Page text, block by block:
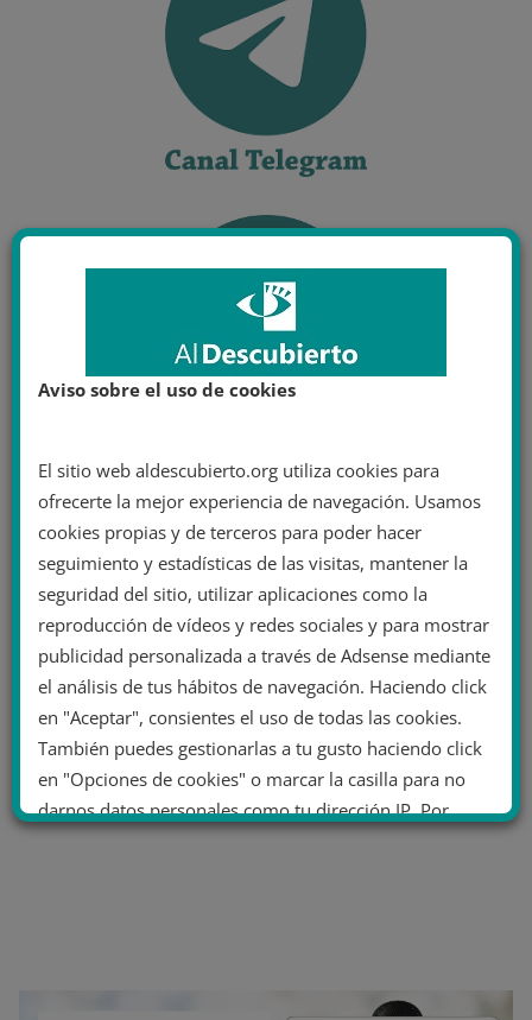
Aviso sobre el uso de cookies
El sitio web aldescubierto.org utiliza cookies para
ofrecerte la mejor experiencia de navegación. Usamos
cookies propias y de terceros para poder hacer
seguimiento y estadísticas de las visitas, mantener la
seguridad del sitio, utilizar aplicaciones como la
reproducción de vídeos y redes sociales y para mostrar
publicidad personalizada a través de Adsense mediante
el análisis de tus hábitos de navegación. Haciendo click
en "Aceptar", consientes el uso de todas las cookies.
También puedes gestionarlas a tu gusto haciendo click
en "Opciones de cookies" o marcar la casilla para no
darnos datos personales como tu dirección IP. Por